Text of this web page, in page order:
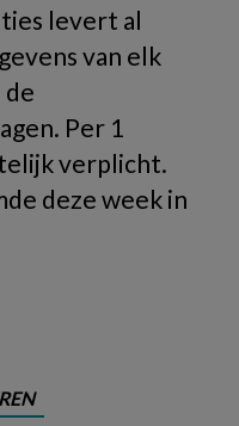
levert al
van elk
de
Per 1
verplicht.
deze week in